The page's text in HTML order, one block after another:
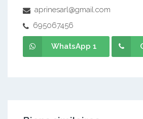
aprinesarl@gmail.com
695067456
WhatsApp 1